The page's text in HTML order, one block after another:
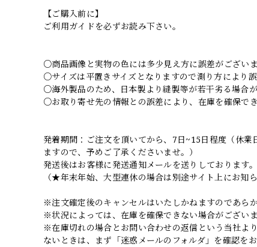
【ご購入前に】
ご利用ガイドを必ずお読み下さい。
○商品画像と実物の色には多少見え方に誤差がございま
○サイズは平置きサイズとなりますので測り方により誤
○海外製品のため、日本製より縫製等が若干劣る場合が
○お取り寄せ先の情報との誤差により、在庫を確保で
発着期間：ご注文を頂いてから、7日~15日程度（休
ますので、予めご了承くださいませ。）
発送後はお客様に発送通知メールを送りしております
（★年末年始、大型連休の場合は別途サイト上にお知ら
※注文確定後のキャンセルはいたしかねますのであら
※状況によっては、在庫を確保できない場合がござい
※在庫切れの場合とお問い合わせの返信という当社よ
ないときは、まず「迷惑メールのフォルダ」を確認をお